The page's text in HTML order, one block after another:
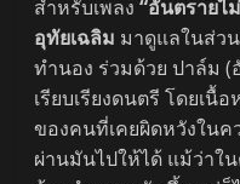
สำหรับเพลง“อันตรายไ
อุทัยเฉลิม มาดูแลในส่ว
ทำนอง ร่วมด้วย ปาล์ม
เรียบเรียงดนตรี โดยเนื้
ของคนที่เคยผิดหวังใน
ผ่านมันไปให้ได้ แม้ว่าใ